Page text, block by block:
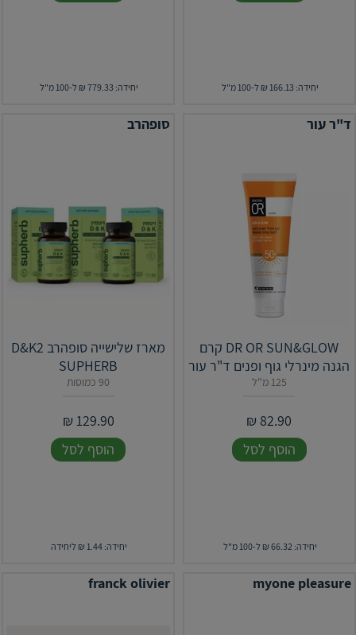
יחידה: 166.13 ₪ ל-100 מ"ל יחידה: 779.33 ₪ ל-100 מ"ל
ד"ר עור
DR OR SUN&GLOW קרם
הגנה מינרלי גוף ופנים ד"ר עור
125 מ"ל
82.90
₪
הוסף לסל
יחידה: 66.32 ₪ ל-100 מ"ל
סופהרב
מארז שלישייה סופהרב D&K2
SUPHERB
90 כמוסות
129.90
₪
הוסף לסל
יחידה: 1.44 ₪ ליחידה
myone pleasure
franck olivier